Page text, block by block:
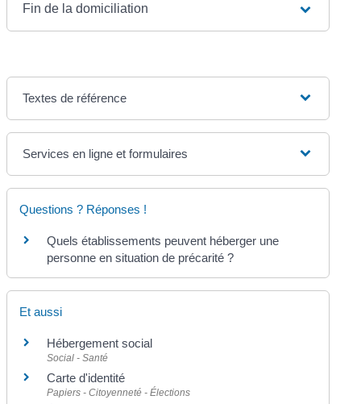
Fin de la domiciliation
Textes de référence
Services en ligne et formulaires
Questions ? Réponses !
Quels établissements peuvent héberger une
personne en situation de précarité ?
Et aussi
Hébergement social
Social - Santé
Carte d'identité
Papiers - Citoyenneté - Élections